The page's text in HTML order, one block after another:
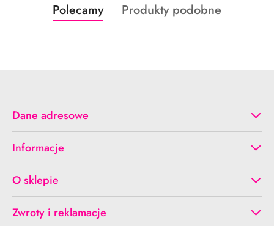
Pomiń karuzelę produktów
Produkty
o
Polecamy
Produkty
Produkty podobne
Dane adresowe
Informacje
O sklepie
Zwroty i reklamacje